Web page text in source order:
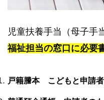
児童扶養手当（母子手
福祉担当の窓口に必要
戸籍謄本 こどもと申請